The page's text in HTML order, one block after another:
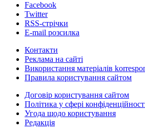
Facebook
Twitter
RSS-стрічки
E-mail розсилка
Контакти
Реклама на сайті
Використання матеріалів
Правила користування сайтом
Договір користування сайтом
Політика у сфері
Угода щодо користування
Редакція